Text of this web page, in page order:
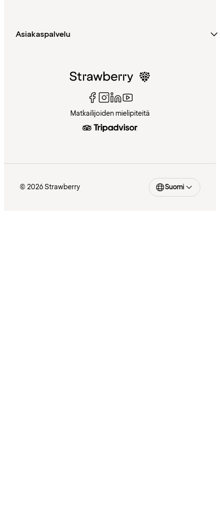
Asiakaspalvelu
Matkailijoiden mielipiteitä
© 2026 Strawberry Suomi